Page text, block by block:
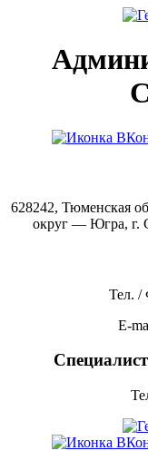
628242, Тюменская
округ — Югра, г.
Тел. /
E-